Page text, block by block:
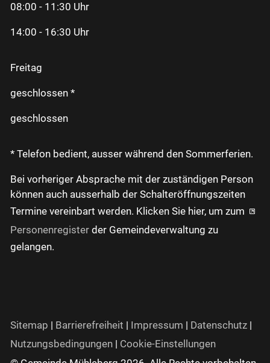
08:00 - 11:30 Uhr
14:00 - 16:30 Uhr
Freitag
geschlossen *
geschlossen
* Telefon bedient, ausser während den Sommerferien.
Bei vorheriger Absprache mit der zuständigen Person
können auch ausserhalb der Schalteröffnungszeiten
Termine vereinbart werden. Klicken Sie hier, um zum
Personenregister der Gemeindeverwaltung zu
gelangen.
Sitemap | Barrierefreiheit | Impressum | Datenschutz |
Nutzungsbedingungen | Cookie-Einstellungen